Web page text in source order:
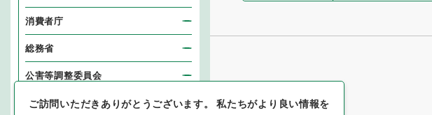
消費者庁
総務省
公害等調整委員会
消防庁
ご訪問いただきありがとうございます。私たちがより良い情報を